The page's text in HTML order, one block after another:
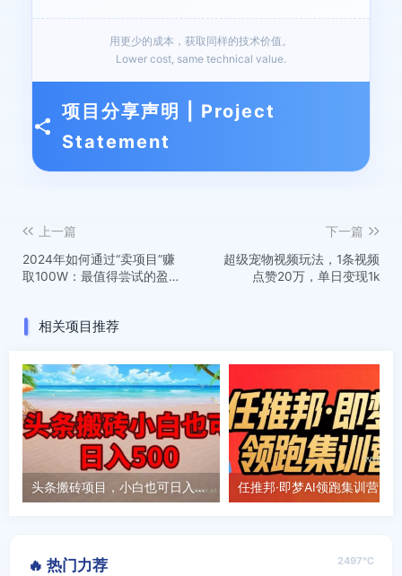
用更少的成本，获取同样的技术价值。
Lower cost, same technical value.
项目分享声明 | Project
Statement
上一篇
2024年如何通过“卖项目”赚
取100W：最值得尝试的盈利
下一篇
超级宠物视频玩法，1条视频
点赞20万，单日变现1k
相关项目推荐
头条搬砖项目，小白也可日入500 任推邦·即梦AI领跑集训营
🔥 热门力荐 2497℃